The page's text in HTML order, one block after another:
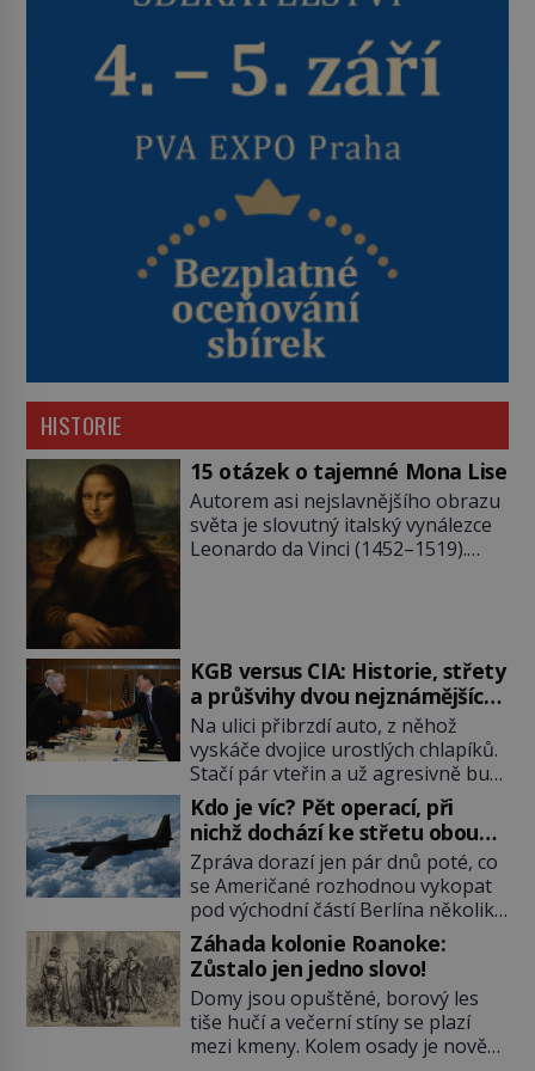
HISTORIE
15 otázek o tajemné Mona Lise
Autorem asi nejslavnějšího obrazu
světa je slovutný italský vynálezce
Leonardo da Vinci (1452–1519).
pověsil Napoleon? Samotný císař
Napoleon Bonaparte (1769–1821)
má pro malbu slabost, a tak si ji
ještě jako první konzul přemístí do
své ložnice v Tuilerisjkém […]
KGB versus CIA: Historie, střety
a průšvihy dvou nejznámějších
tajných služeb historie
Na ulici přibrzdí auto, z něhož
vyskáče dvojice urostlých chlapíků.
Stačí pár vteřin a už agresivně buší
na dveře. O další okamžik později
vlečou nebožáka do auta, a pak už
ho nikdy nikdo nespatří. Dostal se
totiž do rukou všemocné KGB. Jako
sourozenci, kteří si nemohou přijít
na jméno. Neustále se předhání v
plánování sabotáží, […]
Kdo je víc? Pět operací, při
nichž dochází ke střetu obou
tajných služeb
Zpráva dorazí jen pár dnů poté, co
se Američané rozhodnou vykopat
pod východní částí Berlína několik
stovek metrů dlouhý tunel. Sověti
na sobě nenechají nic znát a
nechají nepřítele, aby si myslel, že
je přechytračil. Cennou informaci
jim dodá jeden z agentů. Oba
tábory jsou zvyklé působit v pozadí
Záhada kolonie Roanoke:
Zůstalo jen jedno slovo!
Domy jsou opuštěné, borový les
tiše hučí a večerní stíny se plazí
mezi kmeny. Kolem osady je nově